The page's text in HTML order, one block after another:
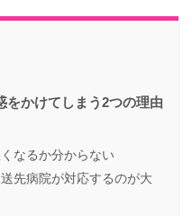
をかけてしまう2つの理由
なるか分からない
先病院が対応するのが大